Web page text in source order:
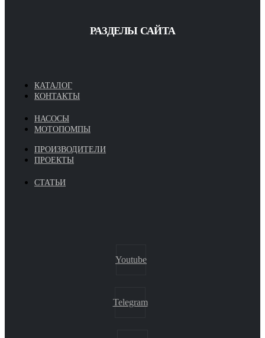
РАЗДЕЛЫ САЙТА
КАТАЛОГ
КОНТАКТЫ
НАСОСЫ
МОТОПОМПЫ
ПРОИЗВОДИТЕЛИ
ПРОЕКТЫ
СТАТЬИ
Youtube
Telegram